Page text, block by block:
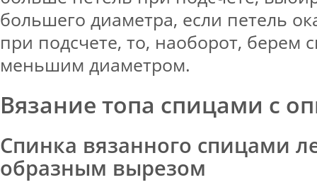
большего диаметра, если петель
при подсчете, то, наоборот, берем
меньшим диаметром.
Вязание топа спицами с
Спинка вязанного спицами
образным вырезом